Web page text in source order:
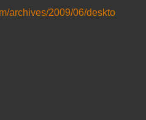
archives/2009/06/deskto